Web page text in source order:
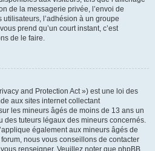
de la messagerie privée, l’envoi de
l’adhésion à un groupe
prend qu’un court instant, c’est
de le faire.
and Protection Act ») est une loi des
aux sites internet collectant
les mineurs âgés de moins de 13 ans un
des tuteurs légaux des mineurs concernés.
également aux mineurs âgés de
nous vous conseillons de contacter
renseigner. Veuillez noter que phpBB